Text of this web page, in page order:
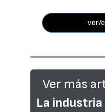
ver/
Ver más
La industria